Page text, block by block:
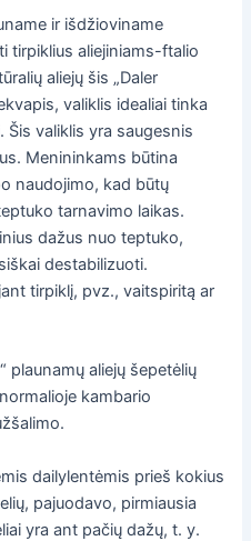
ir išdžioviname
tirpiklius aliejiniams-ftalio
aliejų šis „Daler
valiklis idealiai tinka
Šis valiklis yra saugesnis
Menininkams būtina
naudojimo, kad būtų
tarnavimo laikas.
dažus nuo teptuko,
destabilizuoti.
tirpiklį, pvz., vaitspiritą ar
plaunamų aliejų šepetėlių
kambario
dailylentėmis prieš kokius
pajuodavo, pirmiausia
yra ant pačių dažų, t. y.